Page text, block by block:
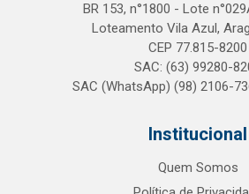
BR 153, n°1800 - Lote
Loteamento Vila Azul,
CEP 77.815-8200
SAC: (63) 99280-
SAC (WhatsApp) (98) 2106-
Institucional
Quem Somos